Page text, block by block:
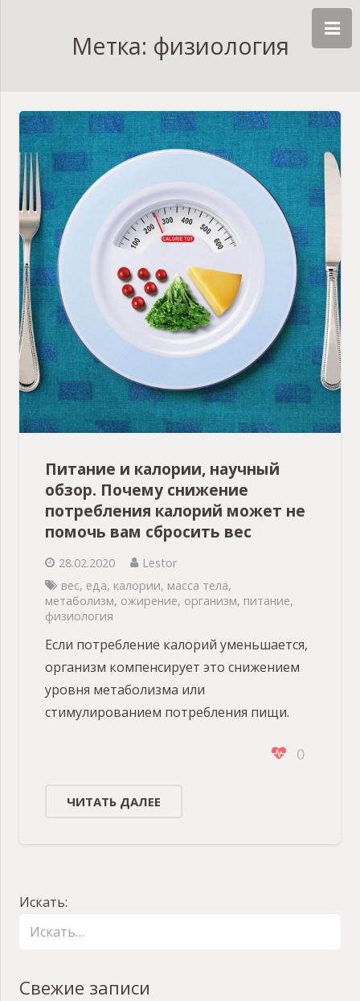
Метка: физиология
Питание и калории, научный
обзор. Почему снижение
потребления калорий может не
помочь вам сбросить вес
28.02.2020
Lestor
вес, еда, калории, масса тела,
метаболизм, ожирение, организм, питание,
физиология
Если потребление калорий уменьшается,
организм компенсирует это снижением
уровня метаболизма или
стимулированием потребления пищи.
0
ЧИТАТЬ ДАЛЕЕ
Искать:
Свежие записи